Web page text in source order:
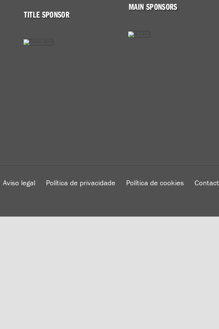
TITLE SPONSOR
MAIN SPONSORS
Aviso legal Política de privacidade Política de cookies